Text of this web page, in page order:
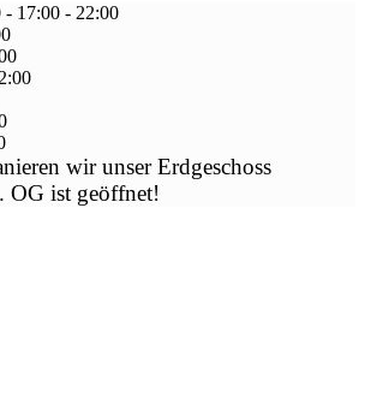
- 17:00 - 22:00
wir unser Erdgeschoss
OG ist geöffnet!